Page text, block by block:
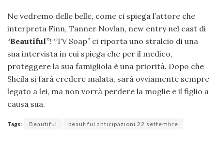
Ne vedremo delle belle, come ci spiega l’attore che
interpreta Finn, Tanner Novlan, new entry nel cast di
“Beautiful”! “TV Soap” ci riporta uno stralcio di una
sua intervista in cui spiega che per il medico,
proteggere la sua famigliola è una priorità. Dopo che
Sheila si farà credere malata, sarà ovviamente sempre
legato a lei, ma non vorrà perdere la moglie e il figlio a
causa sua.
Tags: Beautiful beautiful anticipazioni 22 settembre